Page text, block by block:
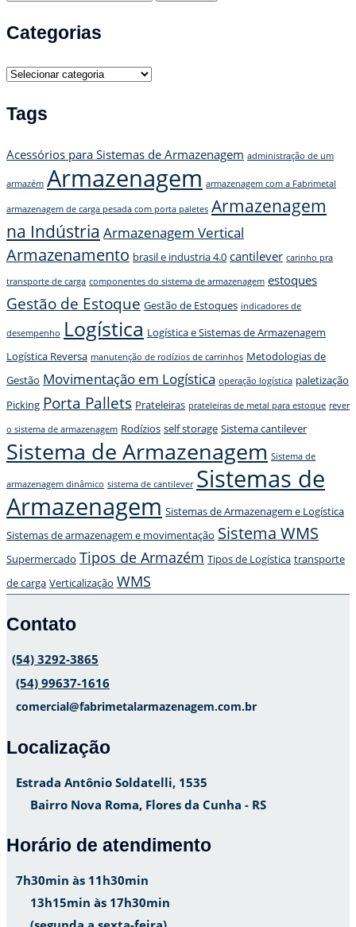
Categorias
Categorias
Tags
Acessórios para Sistemas de Armazenagem administração de um
armazém Armazenagem armazenagem com a Fabrimetal
armazenagem de carga pesada com porta paletes Armazenagem
na Indústria Armazenagem Vertical
Armazenamento brasil e industria 4.0 cantilever carinho pra
transporte de carga componentes do sistema de armazenagem estoques
Gestão de Estoque Gestão de Estoques indicadores de
desempenho Logística Logística e Sistemas de Armazenagem
Logística Reversa manutenção de rodízios de carrinhos Metodologias de
Gestão Movimentação em Logística operação logística paletização
Picking Porta Pallets Prateleiras prateleiras de metal para estoque rever
o sistema de armazenagem Rodízios self storage Sistema cantilever
Sistema de Armazenagem Sistema de
armazenagem dinâmico sistema de cantilever Sistemas de
Armazenagem Sistemas de Armazenagem e Logística
Sistemas de armazenagem e movimentação Sistema WMS
Supermercado Tipos de Armazém Tipos de Logística transporte
de carga Verticalização WMS
Contato
(54) 3292-3865
(54) 99637-1616
comercial@fabrimetalarmazenagem.com.br
Localização
Estrada Antônio Soldatelli, 1535
Bairro Nova Roma, Flores da Cunha - RS
Horário de atendimento
7h30min às 11h30min
13h15min às 17h30min